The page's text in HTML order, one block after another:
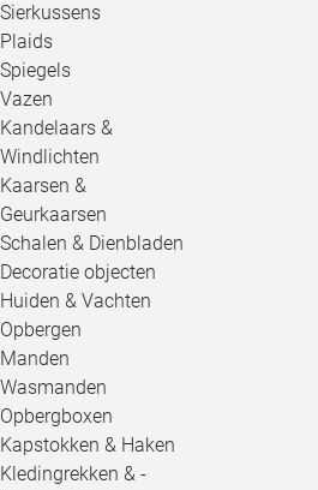
Sierkussens
Plaids
Spiegels
Vazen
Kandelaars &
Windlichten
Kaarsen &
Geurkaarsen
Schalen & Dienbladen
Decoratie objecten
Huiden & Vachten
Opbergen
Manden
Wasmanden
Opbergboxen
Kapstokken & Haken
Kledingrekken & -